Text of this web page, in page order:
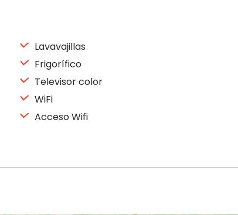
Lavavajillas
Frigorífico
Televisor color
WiFi
Acceso Wifi